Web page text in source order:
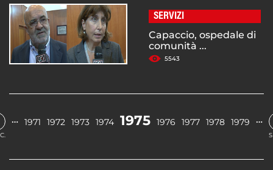
SERVIZI
Capaccio, ospedale di
comunità ...
5543
… 1971 1972 1973 1974 1975 1976 1977 1978 1979 …